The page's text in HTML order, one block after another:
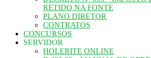
RETIDO NA FONTE
PLANO DIRETOR
CONTRATOS
CONCURSOS
SERVIDOR
HOLERITE ONLINE